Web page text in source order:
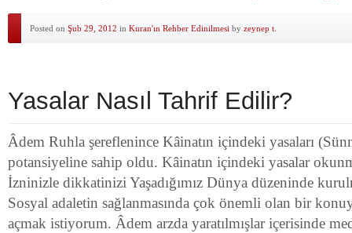
Posted on Şub 29, 2012 in Kuran'ın Rehber Edinilmesi by zeynep t.
Yasalar Nasıl Tahrif Edilir?
Âdem Ruhla şereflenince Kâinatın içindeki yasaları
potansiyeline sahip oldu. Kâinatın içindeki yasalar
İzninizle dikkatinizi Yaşadığımız Dünya düzeninde
Sosyal adaletin sağlanmasında çok önemli olan bir
açmak istiyorum. Âdem arzda yaratılmışlar içerisinde